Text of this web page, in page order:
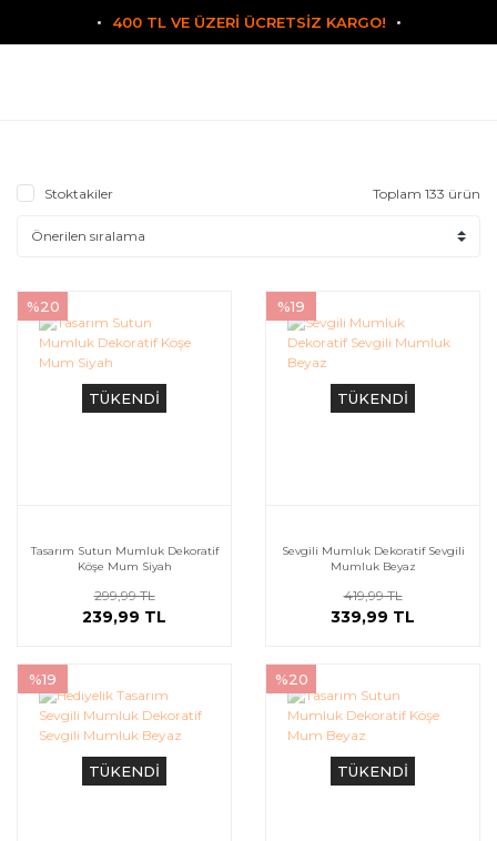
400 TL VE ÜZERİ ÜCRETSİZ KARGO!
Stoktakiler Toplam 133 ürün
TÜKENDİ
%20
Tasarım Sutun Mumluk Dekoratif
Köşe Mum Siyah
299,99 TL
239,99 TL
TÜKENDİ
%19
Sevgili Mumluk Dekoratif Sevgili
Mumluk Beyaz
419,99 TL
339,99 TL
TÜKENDİ
%19
TÜKENDİ
%20